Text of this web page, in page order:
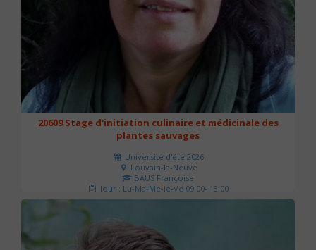
20609 Stage d'initiation culinaire et médicinale des
plantes sauvages
Université d'été 2026
Louvain-la-Neuve
BAUS Françoise
Jour : Lu-Ma-Me-Je-Ve 09:00- 13:00
Nombre de séances : 3